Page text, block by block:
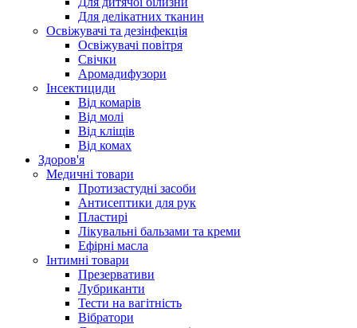
Для делікатних тканин
Освіжувачі та дезінфекція
Освіжувачі повітря
Свічки
Аромадифузори
Інсектициди
Від комарів
Від молі
Від кліщів
Від комах
Здоров'я
Медичні товари
Протизастудні засоби
Антисептики для рук
Пластирі
Лікувальні бальзами та креми
Ефірні масла
Інтимні товари
Презервативи
Лубриканти
Тести на вагітність
Вібратори